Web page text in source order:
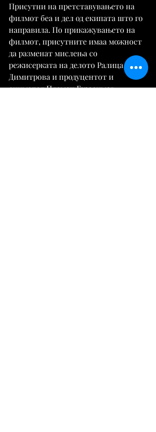
Присутни на претставувањето на
филмот беа и дел од екипата што го
направила. По прикажувањето на
филмот, присутните имаа можност
да разменат мислења со
режисерката на делото Ралица
Димитрова и продуцентот и
снимател Пламен Герасимов.